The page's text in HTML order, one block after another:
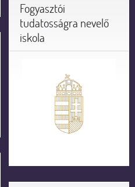
Fogyasztói
tudatosságra nevelő
iskola